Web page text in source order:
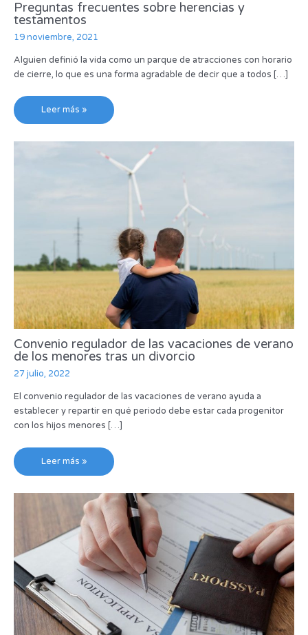
Preguntas frecuentes sobre herencias y
testamentos
19 noviembre, 2021
Alguien definió la vida como un parque de atracciones con horario
de cierre, lo que es una forma agradable de decir que a todos […]
Leer más »
Convenio regulador de las vacaciones de verano
de los menores tras un divorcio
27 julio, 2022
El convenio regulador de las vacaciones de verano ayuda a
establecer y repartir en qué periodo debe estar cada progenitor
con los hijos menores […]
Leer más »